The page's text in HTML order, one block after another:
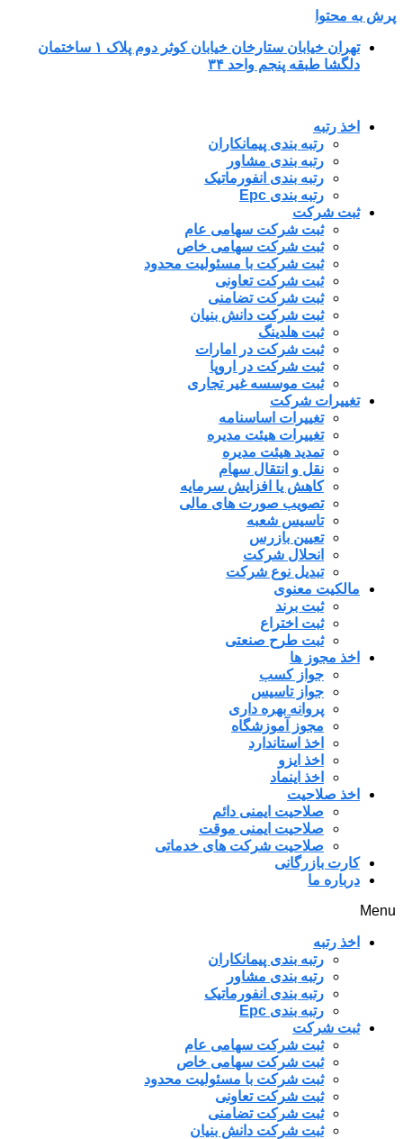
پرش به محتوا
تهران خیابان ستارخان خیابان کوثر دوم پلاک ۱ ساختمان
دلگشا طبقه پنجم واحد ۳۴
اخذ رتبه
رتبه بندی پیمانکاران
رتبه بندی مشاور
رتبه بندی انفورماتیک
رتبه بندی Epc
ثبت شرکت
ثبت شرکت سهامی عام
ثبت شرکت سهامی خاص
ثبت شرکت با مسئولیت محدود
ثبت شرکت تعاونی
ثبت شرکت تضامنی
ثبت شرکت دانش بنیان
ثبت هلدینگ
ثبت شرکت در امارات
ثبت شرکت در اروپا
ثبت موسسه غیر تجاری
تغییرات شرکت
تغییرات اساسنامه
تغییرات هیئت مدیره
تمدید هیئت مدیره
نقل و انتقال سهام
کاهش یا افزایش سرمایه
تصویب صورت های مالی
تاسیس شعبه
تعیین بازرس
انحلال شرکت
تبدیل نوع شرکت
مالکیت معنوی
ثبت برند
ثبت اختراع
ثبت طرح صنعتی
اخذ مجوز ها
جواز کسب
جواز تاسیس
پروانه بهره داری
مجوز آموزشگاه
اخذ استاندارد
اخذ ایزو
اخذ اینماد
اخذ صلاحیت
صلاحیت ایمنی دائم
صلاحیت ایمنی موقت
صلاحیت شرکت های خدماتی
کارت بازرگانی
درباره ما
Menu
اخذ رتبه
رتبه بندی پیمانکاران
رتبه بندی مشاور
رتبه بندی انفورماتیک
رتبه بندی Epc
ثبت شرکت
ثبت شرکت سهامی عام
ثبت شرکت سهامی خاص
ثبت شرکت با مسئولیت محدود
ثبت شرکت تعاونی
ثبت شرکت تضامنی
ثبت شرکت دانش بنیان